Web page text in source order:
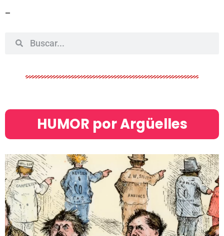
–
HUMOR por Argüelles​